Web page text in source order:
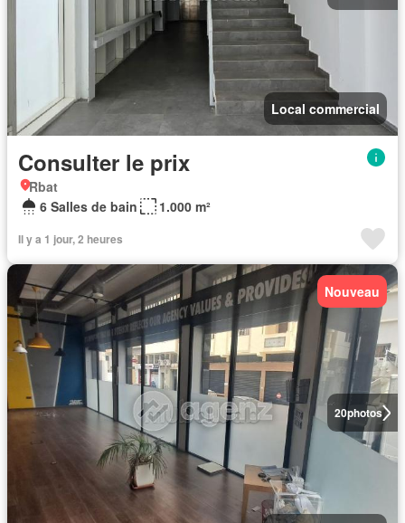
Local commercial
Consulter le prix
Rbat
6 Salles de bain
1.000 m²
Il y a 1 jour, 2 heures
20photos
Nouveau